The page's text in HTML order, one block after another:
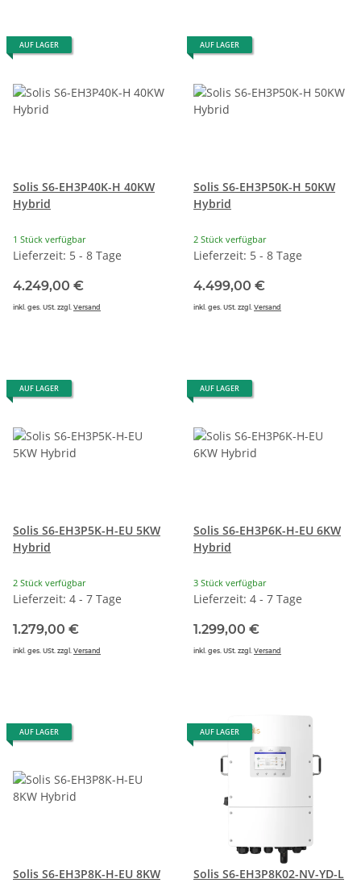
AUF LAGER
Solis S6-EH3P40K-H 40KW
Hybrid
1 Stück verfügbar
Lieferzeit: 5 - 8 Tage
4.249,00 €
inkl. ges. USt. zzgl. Versand
AUF LAGER
Solis S6-EH3P50K-H 50KW
Hybrid
2 Stück verfügbar
Lieferzeit: 5 - 8 Tage
4.499,00 €
inkl. ges. USt. zzgl. Versand
AUF LAGER
Solis S6-EH3P5K-H-EU 5KW
Hybrid
2 Stück verfügbar
Lieferzeit: 4 - 7 Tage
1.279,00 €
inkl. ges. USt. zzgl. Versand
AUF LAGER
Solis S6-EH3P6K-H-EU 6KW
Hybrid
3 Stück verfügbar
Lieferzeit: 4 - 7 Tage
1.299,00 €
inkl. ges. USt. zzgl. Versand
AUF LAGER
Solis S6-EH3P8K-H-EU 8KW
AUF LAGER
Solis S6-EH3P8K02-NV-YD-L